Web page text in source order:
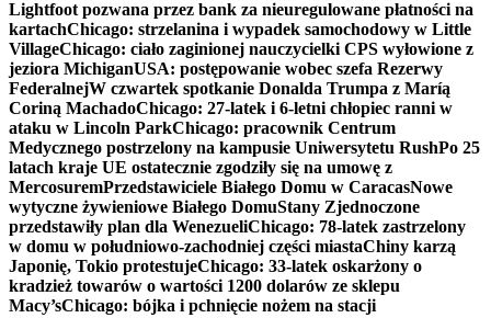
Lightfoot pozwana przez bank za nieuregulowane płatności na
kartachChicago: strzelanina i wypadek samochodowy w Little
VillageChicago: ciało zaginionej nauczycielki CPS wyłowione z
jeziora MichiganUSA: postępowanie wobec szefa Rezerwy
FederalnejW czwartek spotkanie Donalda Trumpa z Maríą
Coriną MachadoChicago: 27-latek i 6-letni chłopiec ranni w
ataku w Lincoln ParkChicago: pracownik Centrum
Medycznego postrzelony na kampusie Uniwersytetu RushPo 25
latach kraje UE ostatecznie zgodziły się na umowę z
MercosuremPrzedstawiciele Białego Domu w CaracasNowe
wytyczne żywieniowe Białego DomuStany Zjednoczone
przedstawiły plan dla WenezueliChicago: 78-latek zastrzelony
w domu w południowo-zachodniej części miastaChiny karzą
Japonię, Tokio protestujeChicago: 33-latek oskarżony o
kradzież towarów o wartości 1200 dolarów ze sklepu
Macy’sChicago: bójka i pchnięcie nożem na stacji